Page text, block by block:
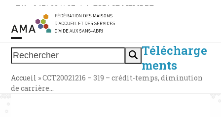
Skip
content
Tél. : 0471 38 11 37 | | ESPACE MEMBRE
Rechercher
Open
mobile
menu
Close
mobile
menu
Télécharge
ments
Accueil »CCT20021216 – 319 – crédit-temps, diminution
de carrière…